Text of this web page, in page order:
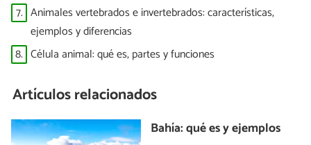
7. Animales vertebrados e invertebrados: características,
ejemplos y diferencias
8. Célula animal: qué es, partes y funciones
Artículos relacionados
Bahía: qué es y ejemplos